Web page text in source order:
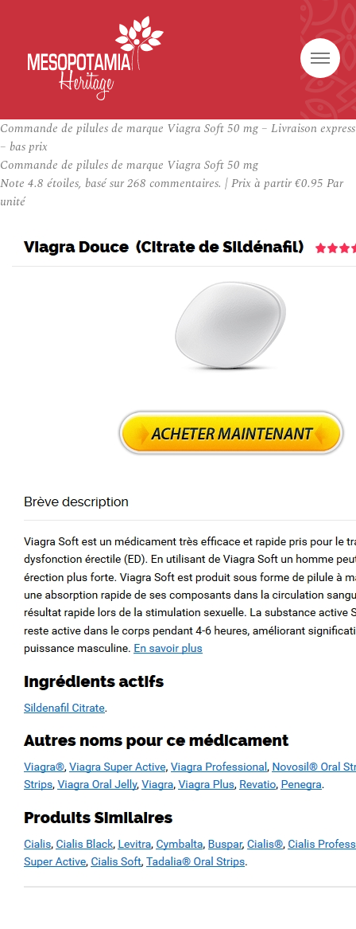
Commande de pilules de marque Viagra Soft 50 mg – Livraison express
– bas prix
Commande de pilules de marque Viagra Soft 50 mg
Note 4.8 étoiles, basé sur268 commentaires. |Prix à partir€0.95 Par
unité